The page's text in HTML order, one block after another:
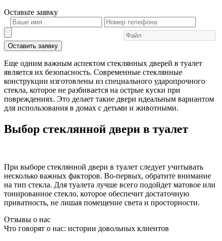
Оставьте заявку
Оставить заявку
Еще одним важным аспектом стеклянных дверей в туалет
является их безопасность. Современные стеклянные
конструкции изготовлены из специального ударопрочного
стекла, которое не разбивается на острые куски при
повреждениях. Это делает такие двери идеальным вариантом
для использования в домах с детьми и животными.
Выбор стеклянной двери в туалет
При выборе стеклянной двери в туалет следует учитывать
несколько важных факторов. Во-первых, обратите внимание
на тип стекла. Для туалета лучше всего подойдет матовое или
тонированное стекло, которое обеспечит достаточную
приватность, не лишая помещение света и просторности.
Отзывы о нас
Что говорят о нас: истории довольных клиентов